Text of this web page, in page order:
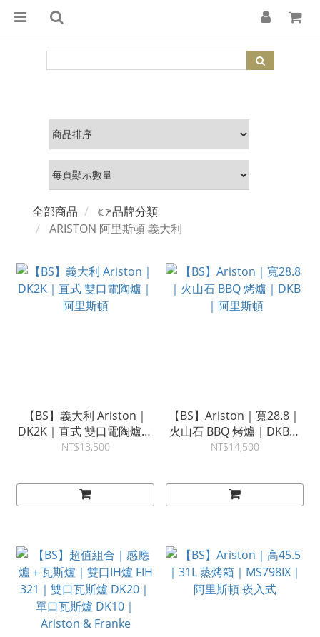
全部商品
👉品牌分類
ARISTON 阿里斯頓 義大利
【BS】義大利 Ariston｜
DK2K｜直式 雙口電陶爐｜
阿里斯頓
NT$13,500
【BS】Ariston｜寬28.8｜
火山石 BBQ 烤爐｜DKB｜
阿里斯頓
NT$14,500